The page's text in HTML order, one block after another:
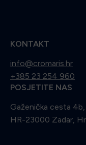
KONTAKT
info@cromaris.hr
+385 23 254 960
POSJETITE NAS
Gaženička cesta 4b,
HR-23000 Zadar,